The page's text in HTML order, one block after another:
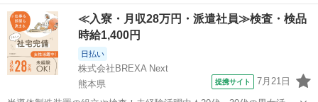
再生専用機ですので、録画機能はありませんのでお間違い無く。 動作
確認済みです。 写真に写っているもので全てです。（本体とリモコ
ン） 取扱説明書は有り...
福岡 北九州市 本城駅 映像プレーヤー、レコーダー
パイオニア
≪入寮・月収28万円・派遣社員≫検査・検品
時給1,400円
日払い
株式会社BREXA Next
熊本県
提携サイト 7月21日